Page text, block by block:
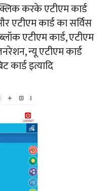
करके एटीएम कार्ड
कार्ड का सर्विस
एटीएम कार्ड, एटीएम
न्यू एटीएम कार्ड
कार्ड इत्यादि